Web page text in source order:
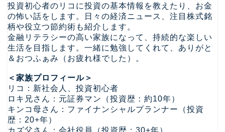
投資初心者のリコに投資の基本情報を教えたり、お金
の怖い話をします。日々の経済ニュース、注目株式銘
柄や役立つ節約術も紹介します。
金融リテラシーの高い家族になって、持続的な楽しい
生活を目指します。一緒に勉強してくれて、ありがと
＆おつふぁみ（お疲れ様でした）。
＜家族プロフィール＞
リコ：新社会人、投資初心者
ロキ兄さん：元証券マン（投資歴：約10年）
キンコ母さん：ファイナンシャルプランナー（投資
歴：20+年）
カズ父さん：会社役員（投資歴：30+年）